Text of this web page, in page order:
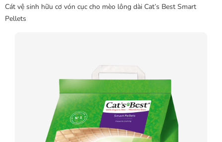
Cát vệ sinh hữu cơ vón cục cho mèo lông dài Cat’s Best Smart
Pellets